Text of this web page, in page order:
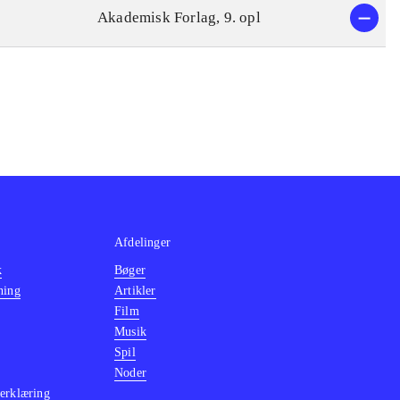
Akademisk Forlag, 9. opl
Afdelinger
Bøger
Artikler
Film
Musik
Spil
Noder